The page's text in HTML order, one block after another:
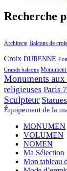
Recherche
Architecte Balcons de
Croix DURENNE
Grands balcons
Monuments aux
religieuses Paris
Sculpteur Statues
Équipement de la
MONUMEN
VOLUMEN
NOMEN
Ma Sélection
Mon tableau